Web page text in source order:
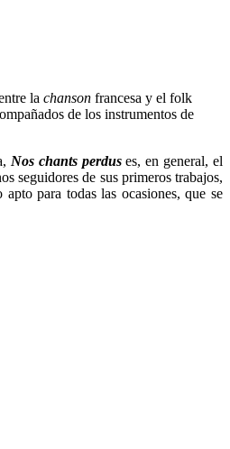
la chanson francesa y el folk
de los instrumentos de
Nos chants perduses, en general, el
seguidores de sus primeros trabajos,
para todas las ocasiones, que se